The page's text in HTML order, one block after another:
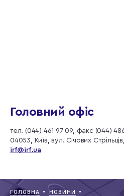
Головний офіс
тел. (044) 461 97 09, факс (044)
04053, Київ, вул. Січових
irf@irf.ua
ГОЛОВНА
НОВИНИ